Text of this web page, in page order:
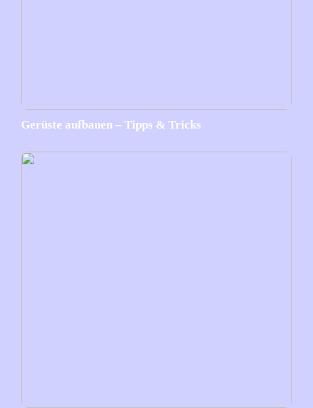
Gerüste aufbauen – Tipps & Tricks